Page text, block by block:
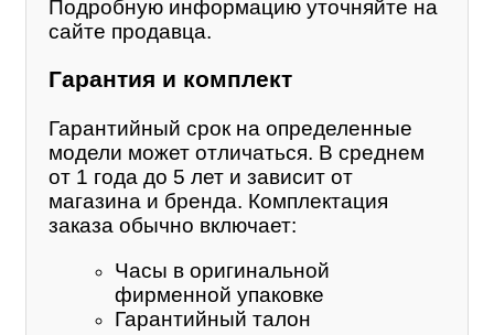
Подробную информацию уточняйте на
сайте продавца.
Гарантия и комплект
Гарантийный срок на определенные
модели может отличаться. В среднем
от 1 года до 5 лет и зависит от
магазина и бренда. Комплектация
заказа обычно включает:
Часы в оригинальной
фирменной упаковке
Гарантийный талон